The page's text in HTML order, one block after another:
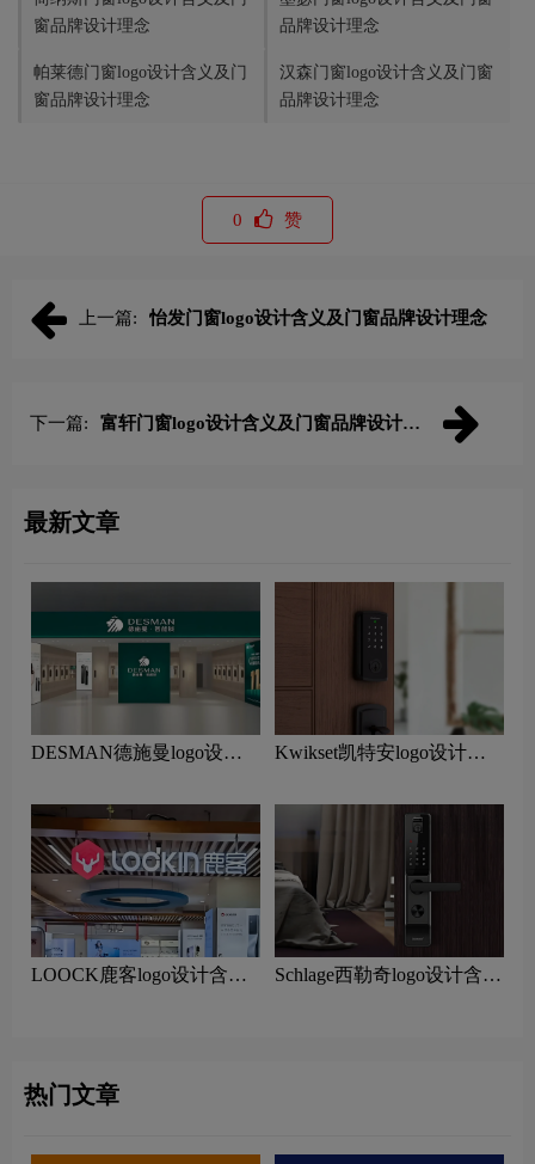
窗品牌设计理念
品牌设计理念
帕莱德门窗logo设计含义及门
窗品牌设计理念
汉森门窗logo设计含义及门窗
品牌设计理念
0 赞
上一篇: 怡发门窗logo设计含义及门窗品牌设计理念
下一篇:
富轩门窗logo设计含义及门窗品牌设计理
最新文章
DESMAN德施曼logo设计
Kwikset凯特安logo设计含
LOOCK鹿客logo设计含义
Schlage西勒奇logo设计含义
热门文章